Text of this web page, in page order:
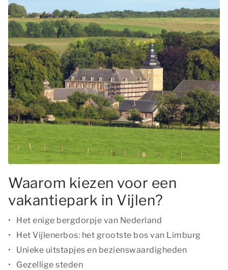
Waarom kiezen voor een
vakantiepark in Vijlen?
Het enige bergdorpje van Nederland
Het Vijlenerbos: het grootste bos van Limburg
Unieke uitstapjes en bezienswaardigheden
Gezellige steden